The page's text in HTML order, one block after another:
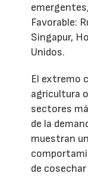
Favorable:
Singapur,
Unidos.
El extremo
agricultura
sectores
de la
muestran
de